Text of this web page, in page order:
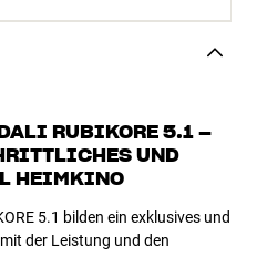
RUBIKORE 5.1 –
UND
HEIMKINO
5.1 bilden ein exklusives und
der Leistung und den